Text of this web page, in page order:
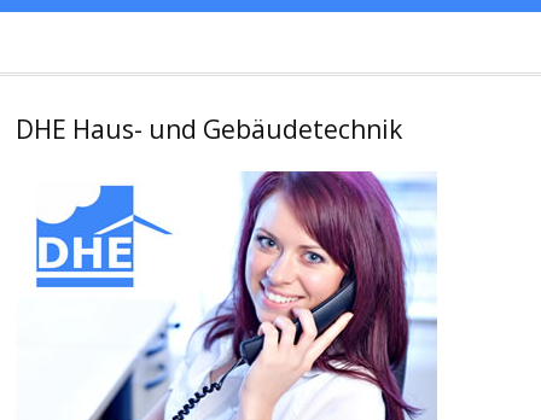
DHE Haus- und Gebäudetechnik